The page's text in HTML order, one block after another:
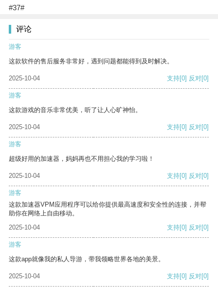
#37#
评论
游客
这款软件的售后服务非常好，遇到问题都能得到及时解决。
2025-10-04 支持[0] 反对[0]
游客
这款游戏的音乐非常优美，听了让人心旷神怡。
2025-10-04 支持[0] 反对[0]
游客
超级好用的加速器，妈妈再也不用担心我的学习啦！
2025-10-04 支持[0] 反对[0]
游客
这款加速器VPM应用程序可以给你提供最高速度和安全性的连接，并帮
助你在网络上自由移动。
2025-10-04
支持[0] 反对[0]
游客
这款app就像我的私人导游，带我领略世界各地的美景。
2025-10-04 支持[0] 反对[0]